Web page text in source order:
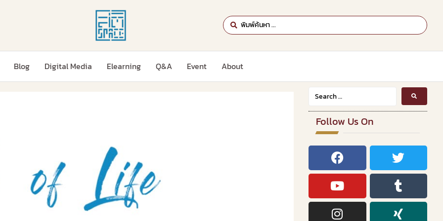
Blog Digital Media Elearning Q&A Event About
Follow Us On